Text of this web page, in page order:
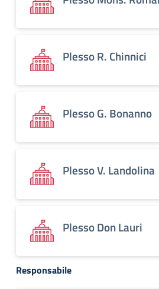
Plesso R. Chinnici
Plesso G. Bonanno
Plesso V. Landolina
Plesso Don Lauri
Responsabile